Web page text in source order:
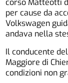
corso Matteotti
per cause da
Volkswagen
andava nella
Il conducente
Maggiore di
condizioni non